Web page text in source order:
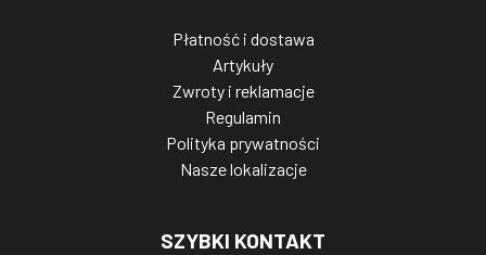
Płatność i dostawa
Artykuły
Zwroty i reklamacje
Regulamin
Polityka prywatności
Nasze lokalizacje
SZYBKI KONTAKT